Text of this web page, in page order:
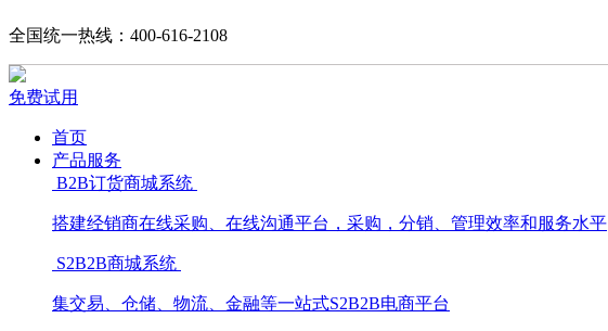
全国统一热线：400-616-2108
免费试用
首页
产品服务
B2B订货商城系统
搭建经销商在线采购、在线沟通平台，采购，分销、管理效率和服务水平
S2B2B商城系统
集交易、仓储、物流、金融等一站式S2B2B电商平台